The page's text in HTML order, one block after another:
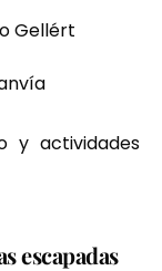
Gellért
y actividades
escapadas